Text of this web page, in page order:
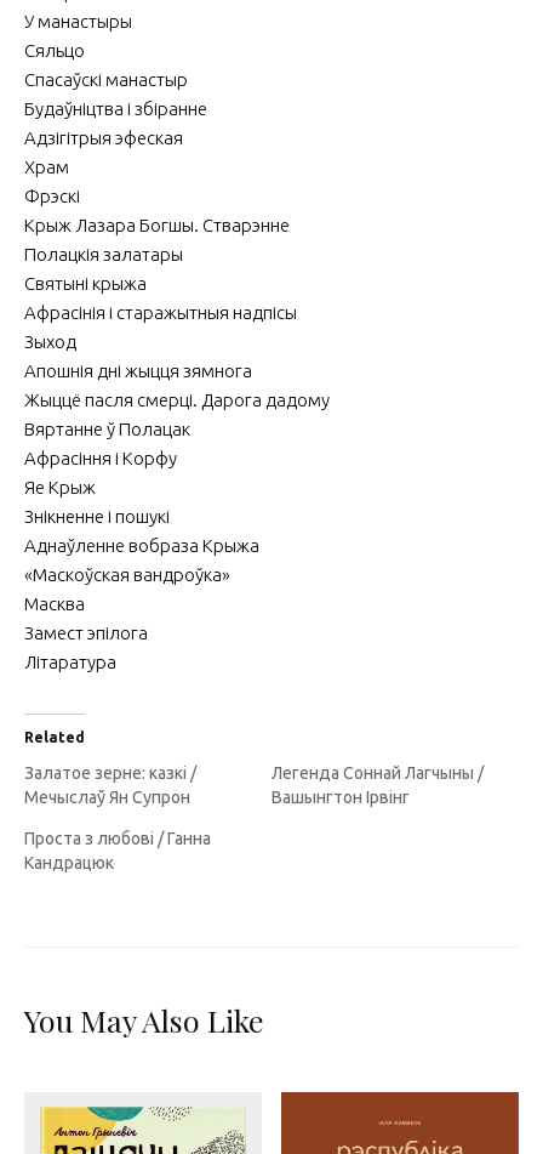
У манастыры
Сяльцо
Спасаўскі манастыр
Будаўніцтва і збіранне
Адзігітрыя эфеская
Храм
Фрэскі
Крыж Лазара Богшы. Стварэнне
Полацкія залатары
Святыні крыжа
Афрасінія і старажытныя надпісы
Зыход
Апошнія дні жыцця зямнога
Жыццё пасля смерці. Дарога дадому
Вяртанне ў Полацак
Афрасіння і Корфу
Яе Крыж
Знікненне і пошукі
Аднаўленне вобраза Крыжа
«Маскоўская вандроўка»
Масква
Замест эпілога
Літаратура
Related
Залатое зерне: казкі /
Мечыслаў Ян Супрон
Легенда Соннай Лагчыны /
Вашынгтон Ірвінг
Проста з любові / Ганна
Кандрацюк
You May Also Like